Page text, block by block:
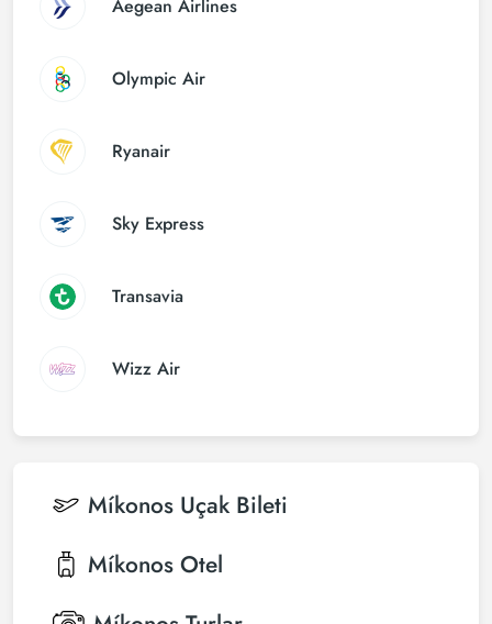
Aegean Airlines
Olympic Air
Ryanair
Sky Express
Transavia
Wizz Air
Míkonos Uçak Bileti
Míkonos Otel